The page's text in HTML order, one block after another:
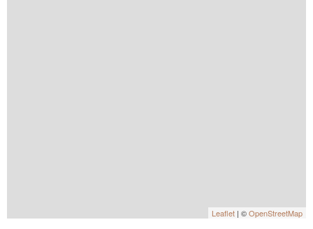
Leaflet | ©OpenStreetMap